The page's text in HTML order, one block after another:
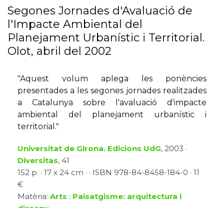
Segones Jornades d'Avaluació de
l'Impacte Ambiental del
Planejament Urbanístic i Territorial.
Olot, abril del 2002
"Aquest volum aplega les ponències
presentades a les segones jornades realitzades
a Catalunya sobre l'avaluació d'impacte
ambiental del planejament urbanístic i
territorial."
Universitat de Girona. Edicions UdG, 2003 ·
Diversitas, 41
152 p. · 17 x 24 cm · · ISBN 978-84-8458-184-0 · 11
€
Matèria: Arts : Paisatgisme: arquitectura i